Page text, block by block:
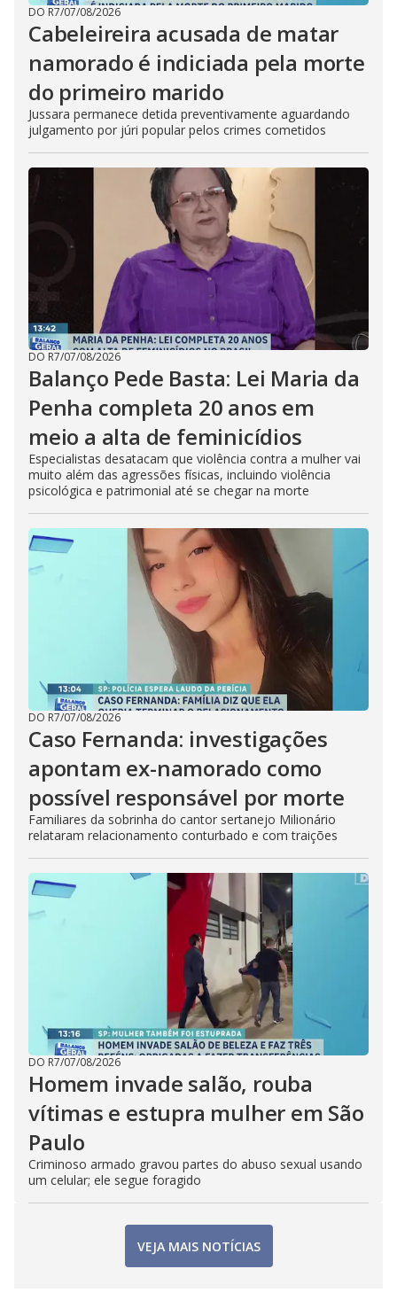
DO R7/07/08/2026
Cabeleireira acusada de matar
namorado é indiciada pela morte
do primeiro marido
Jussara permanece detida preventivamente aguardando
julgamento por júri popular pelos crimes cometidos
DO R7/07/08/2026
Balanço Pede Basta: Lei Maria da
Penha completa 20 anos em
meio a alta de feminicídios
Especialistas desatacam que violência contra a mulher vai
muito além das agressões físicas, incluindo violência
psicológica e patrimonial até se chegar na morte
DO R7/07/08/2026
Caso Fernanda: investigações
apontam ex-namorado como
possível responsável por morte
Familiares da sobrinha do cantor sertanejo Milionário
relataram relacionamento conturbado e com traições
DO R7/07/08/2026
Homem invade salão, rouba
vítimas e estupra mulher em São
Paulo
Criminoso armado gravou partes do abuso sexual usando
um celular; ele segue foragido
VEJA MAIS NOTÍCIAS